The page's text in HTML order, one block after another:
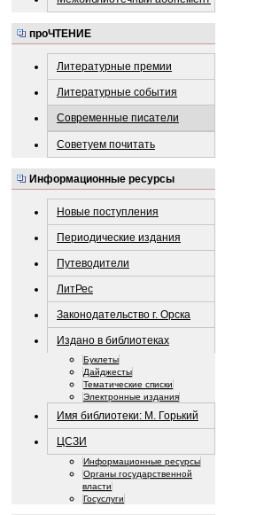
проЧТЕНИЕ
Литературные премии
Литературные события
Современные писатели
Советуем почитать
Информационные ресурсы
Новые поступления
Периодические издания
Путеводители
ЛитРес
Законодательство г. Орска
Издано в библиотеках
Буклеты
Дайджесты
Тематические списки
Электронные издания
Имя библиотеки: М. Горький
ЦСЗИ
Информационные ресурсы
Органы государственной
власти
Госуслуги